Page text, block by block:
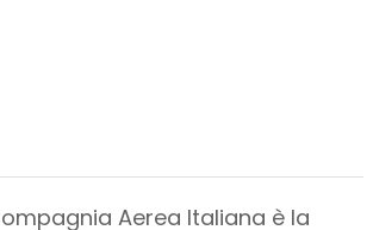
Aerea Italiana è la